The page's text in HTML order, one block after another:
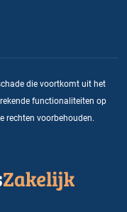
die voortkomt uit het
functionaliteiten op
rechten voorbehouden.